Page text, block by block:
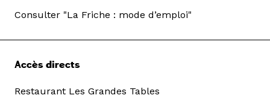
Consulter "La Friche : mode d’emploi"
Accès directs
Restaurant Les Grandes Tables